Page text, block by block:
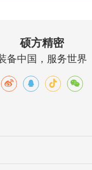
硕方精密
备中国，服务世界